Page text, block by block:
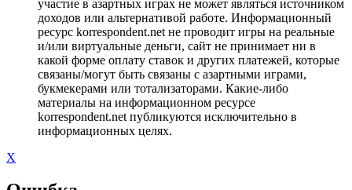
участие в азартных играх не может являться источником
доходов или альтернативой работе. Информационный
ресурс korrespondent.net не проводит игры на реальные
и/или виртуальные деньги, сайт не принимает ни в
какой форме оплату ставок и других платежей, которые
связаны/могут быть связаны с азартными играми,
букмекерами или тотализаторами. Какие-либо
материалы на информационном ресурсе
korrespondent.net публикуются исключительно в
информационных целях.
X